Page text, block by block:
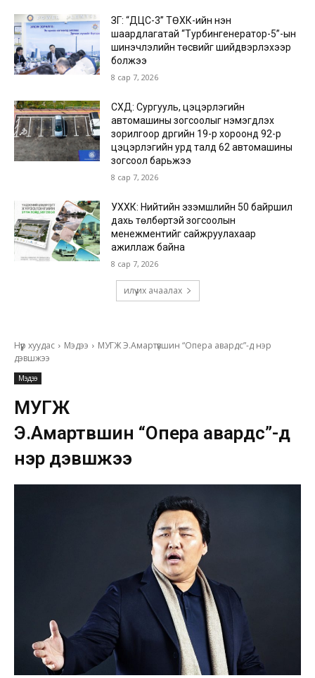
ЗГ: “ДЦС-3” ТӨХК-ийн нэн
шаардлагатай “Турбингенератор-5”-ын
шинэчлэлийн төсвийг шийдвэрлэхээр
болжээ
8 сар 7, 2026
СХД: Сургууль, цэцэрлэгийн
автомашины зогсоолыг нэмэгдүүлэх
зорилгоор дүүргийн 19-р хороонд 92-р
цэцэрлэгийн урд талд 62 автомашины
зогсоол барьжээ
8 сар 7, 2026
УХХК: Нийтийн эзэмшлийн 50 байршил
дахь төлбөртэй зогсоолын
менежментийг сайжруулахаар
ажиллаж байна
8 сар 7, 2026
илүү их ачаалах